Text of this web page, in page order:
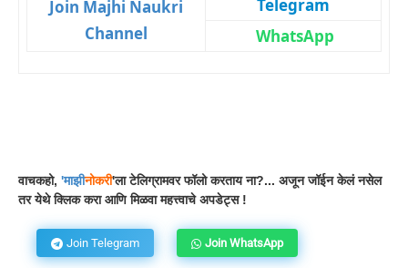
Join Majhi Naukri
Channel
Telegram
WhatsApp
वाचकहो, 'माझीनोकरी'ला टेलिग्रामवर फॉलो करताय ना?... अजून जॉईन केलं नसेल
तर येथे क्लिक करा आणि मिळवा महत्त्वाचे अपडेट्स !
Join Telegram Join WhatsApp